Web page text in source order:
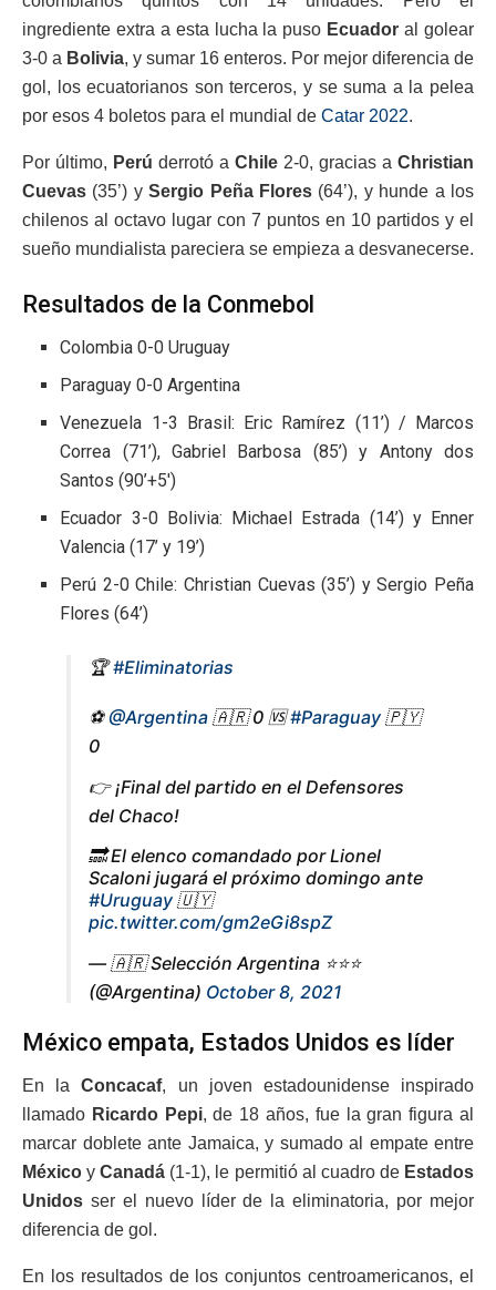
ingrediente extra a esta lucha la puso Ecuador al golear
3-0 a Bolivia, y sumar 16 enteros. Por mejor diferencia de
gol, los ecuatorianos son terceros, y se suma a la pelea
por esos 4 boletos para el mundial de Catar 2022.
Por último, Perú derrotó a Chile 2-0, gracias a Christian
Cuevas (35’) ySergio Peña Flores (64’), y hunde a los
chilenos al octavo lugar con 7 puntos en 10 partidos y el
sueño mundialista pareciera se empieza a desvanecerse.
Resultados de la Conmebol
Colombia 0-0 Uruguay
Paraguay 0-0 Argentina
Venezuela 1-3 Brasil: Eric Ramírez (11’) / Marcos
Correa (71’), Gabriel Barbosa (85’) y Antony dos
Santos (90’+5′)
Ecuador 3-0 Bolivia: Michael Estrada (14’) y Enner
Valencia (17’ y 19’)
Perú 2-0 Chile: Christian Cuevas (35’) y Sergio Peña
Flores (64’)
🏆#Eliminatorias
⚽@Argentina 🇦🇷 0 🆚#Paraguay 🇵🇾
0
👉 ¡Final del partido en el Defensores
del Chaco!
🔜 El elenco comandado por Lionel
Scaloni jugará el próximo domingo ante
#Uruguay 🇺🇾
pic.twitter.com/gm2eGi8spZ
— 🇦🇷 Selección Argentina ⭐⭐⭐
(@Argentina) October 8, 2021
México empata, Estados Unidos es líder
En laConcacaf, un joven estadounidense inspirado
llamado Ricardo Pepi, de 18 años, fue la gran figura al
marcar doblete ante Jamaica, y sumado al empate entre
México yCanadá (1-1), le permitió al cuadro de Estados
Unidos ser el nuevo líder de la eliminatoria, por mejor
diferencia de gol.
En los resultados de los conjuntos centroamericanos, el